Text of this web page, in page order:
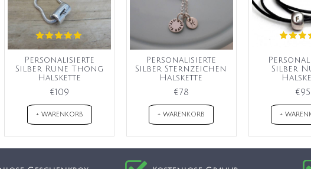
Personalisierte
Silber Rune Thong
Halskette
€109
+ WARENKORB
Personalisierte
Silber Sternzeichen
Halskette
€78
+ WARENKORB
Silber
€95
+